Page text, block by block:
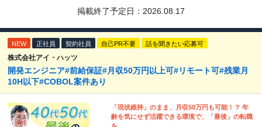
掲載終了予定日： 2026.08.17
NEW 正社員 契約社員 自己PR不要 話を聞きたい応募可
株式会社アイ・ハッツ
開発エンジニア#前給保証#月収50万円以上可#リモート可#残業月
10H以下#COBOL案件あり
「現状維持」のまま、月収50万円も可能！？ 年
齢を気にせず活躍できる環境で、「最後」の転職